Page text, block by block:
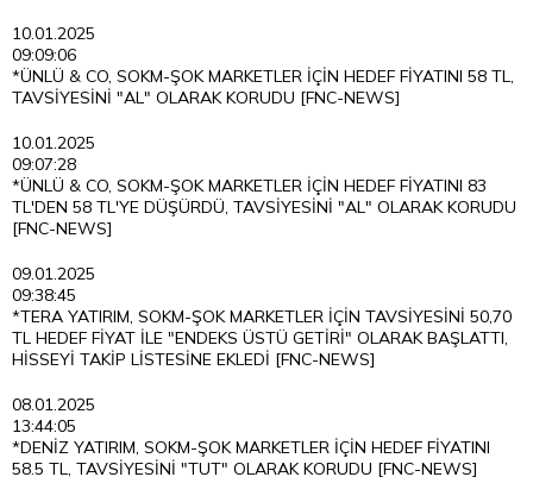
10.01.2025
09:09:06
*ÜNLÜ & CO, SOKM-ŞOK MARKETLER İÇİN HEDEF FİYATINI 58 TL,
TAVSİYESİNİ "AL" OLARAK KORUDU [FNC-NEWS]
10.01.2025
09:07:28
*ÜNLÜ & CO, SOKM-ŞOK MARKETLER İÇİN HEDEF FİYATINI 83
TL'DEN 58 TL'YE DÜŞÜRDÜ, TAVSİYESİNİ "AL" OLARAK KORUDU
[FNC-NEWS]
09.01.2025
09:38:45
*TERA YATIRIM, SOKM-ŞOK MARKETLER İÇİN TAVSİYESİNİ 50,70
TL HEDEF FİYAT İLE "ENDEKS ÜSTÜ GETİRİ" OLARAK BAŞLATTI,
HİSSEYİ TAKİP LİSTESİNE EKLEDİ [FNC-NEWS]
08.01.2025
13:44:05
*DENİZ YATIRIM, SOKM-ŞOK MARKETLER İÇİN HEDEF FİYATINI
58.5 TL, TAVSİYESİNİ "TUT" OLARAK KORUDU [FNC-NEWS]